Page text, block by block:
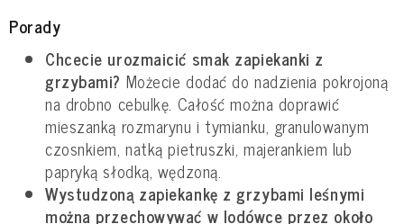
Porady
Chcecie urozmaicić smak zapiekanki z
grzybami? Możecie dodać do nadzienia pokrojoną
na drobno cebulkę. Całość można doprawić
mieszanką rozmarynu i tymianku, granulowanym
czosnkiem, natką pietruszki, majerankiem lub
papryką słodką, wędzoną.
Wystudzoną zapiekankę z grzybami leśnymi
można przechowywać w lodówce przez około